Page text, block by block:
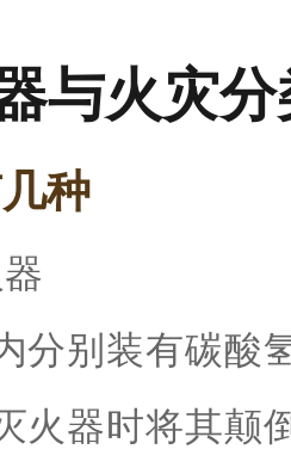
与火灾分
种
分别装有碳酸
火器时将其颠